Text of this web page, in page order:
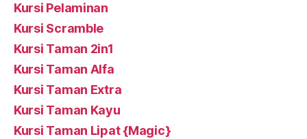
Kursi Pelaminan
Kursi Scramble
Kursi Taman 2in1
Kursi Taman Alfa
Kursi Taman Extra
Kursi Taman Kayu
Kursi Taman Lipat {Magic}